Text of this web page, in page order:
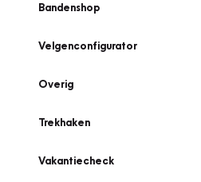
Bandenshop
Velgenconfigurator
Overig
Trekhaken
Vakantiecheck